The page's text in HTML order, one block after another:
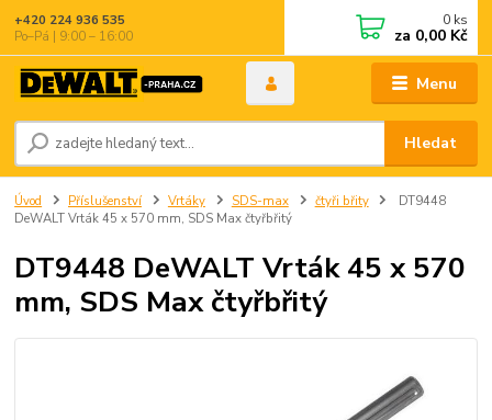
Menu
Hledat
+420 224 936 535
Po–Pá | 9:00 – 16:00
0 ks
za 0,00 Kč
Úvod Příslušenství Vrtáky SDS-max čtyři břity
DT9448
DeWALT Vrták 45 x 570 mm, SDS Max čtyřbřitý
DT9448 DeWALT Vrták 45 x 570
mm, SDS Max čtyřbřitý